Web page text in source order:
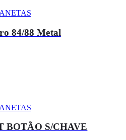
84/88 Metal
BOTÃO S/CHAVE